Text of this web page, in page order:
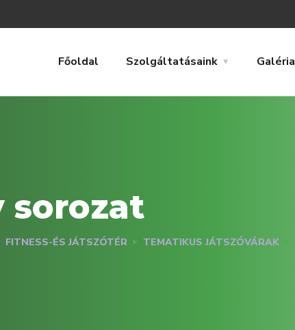
Főoldal Szolgáltatásaink Galéria
sorozat
FITNESS-ÉS JÁTSZÓTÉR TEMATIKUS JÁTSZÓVÁRAK